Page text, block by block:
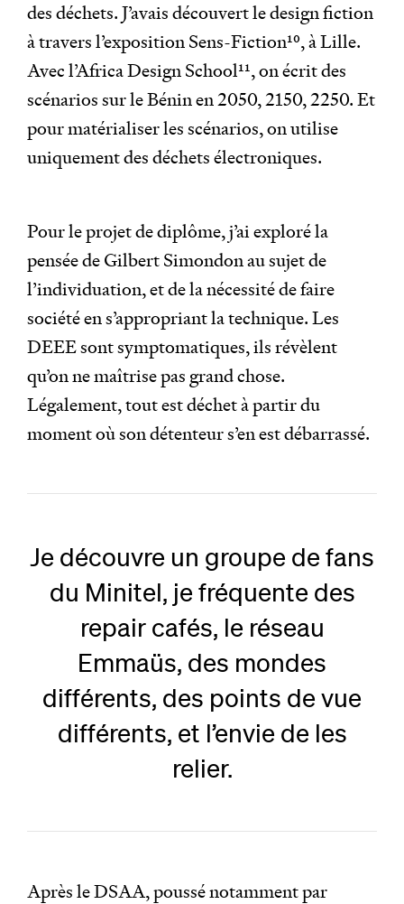
des déchets. J’avais découvert le design fiction
à travers l’exposition Sens-Fiction10, à Lille.
Avec l’Africa Design School11, on écrit des
scénarios sur le Bénin en 2050, 2150, 2250. Et
pour matérialiser les scénarios, on utilise
uniquement des déchets électroniques.
Pour le projet de diplôme, j’ai exploré la
pensée de Gilbert Simondon au sujet de
l’individuation, et de la nécessité de faire
société en s’appropriant la technique. Les
DEEE sont symptomatiques, ils révèlent
qu’on ne maîtrise pas grand chose.
Légalement, tout est déchet à partir du
moment où son détenteur s’en est débarrassé.
Je découvre un groupe de fans
du Minitel, je fréquente des
repair cafés, le réseau
Emmaüs, des mondes
différents, des points de vue
différents, et l’envie de les
relier.
Après le DSAA, poussé notamment par